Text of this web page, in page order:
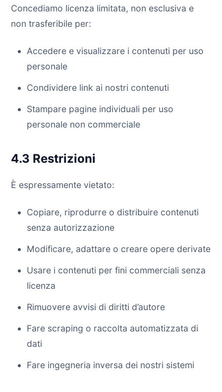
Concediamo licenza limitata, non esclusiva e
non trasferibile per:
Accedere e visualizzare i contenuti per uso
personale
Condividere link ai nostri contenuti
Stampare pagine individuali per uso
personale non commerciale
4.3 Restrizioni
È espressamente vietato:
Copiare, riprodurre o distribuire contenuti
senza autorizzazione
Modificare, adattare o creare opere derivate
Usare i contenuti per fini commerciali senza
licenza
Rimuovere avvisi di diritti d’autore
Fare scraping o raccolta automatizzata di
dati
Fare ingegneria inversa dei nostri sistemi